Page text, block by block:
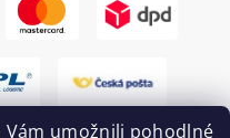
Vám umožnili pohodlné